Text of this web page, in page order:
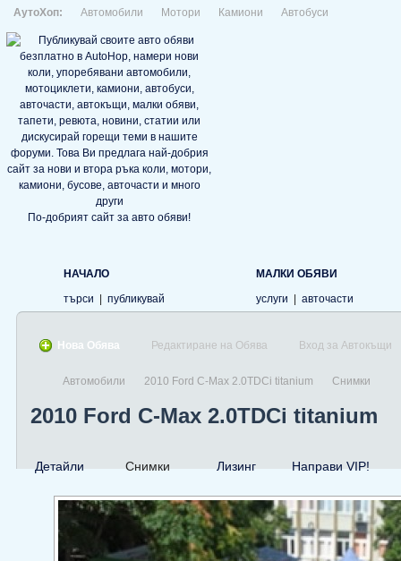
АутоХоп: Автомобили Мотори Камиони Автобуси
По-добрият сайт за авто обяви!
НАЧАЛО
търси
публикувай
МАЛКИ ОБЯВИ
услуги
авточасти
Нова Обява Редактиране на Обява Вход за Автокъщи
Автомобили 2010 Ford C-Max 2.0TDCi titanium Снимки
2010 Ford C-Max 2.0TDCi titanium
Детайли Снимки Лизинг Направи VIP!